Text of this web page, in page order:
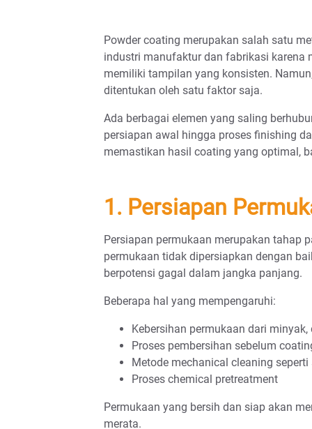
Powder coating merupakan salah satu
industri manufaktur dan fabrikasi karena
memiliki tampilan yang konsisten.
ditentukan oleh satu faktor saja.
Ada berbagai elemen yang saling
persiapan awal hingga proses finishing
memastikan hasil coating yang optimal,
1. Persiapan
Persiapan permukaan merupakan tahap
permukaan tidak dipersiapkan dengan
berpotensi gagal dalam jangka panjang.
Beberapa hal yang mempengaruhi:
Kebersihan permukaan dari minyak,
Proses pembersihan sebelum
Metode mechanical cleaning
Proses chemical pretreatment
Permukaan yang bersih dan siap akan
merata.